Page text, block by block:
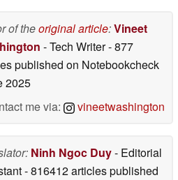
of theoriginal article:Vineet
- Tech Writer- 877
published on Notebookcheck
2025
me via:
vineetwashington
Ninh Ngoc Duy- Editorial
- 816412 articles published